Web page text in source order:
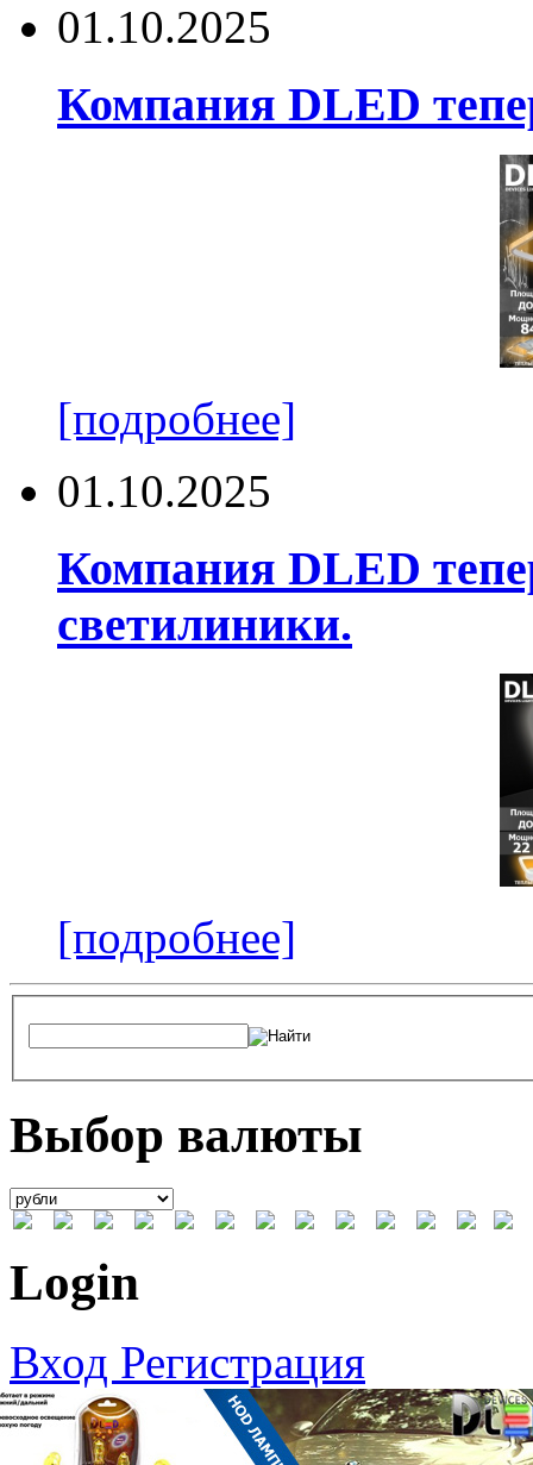
01.10.2025
Компания DLED
[подробнее]
01.10.2025
Компания DLED
светилиники.
[подробнее]
Выбор валюты
Login
Вход Регистрация